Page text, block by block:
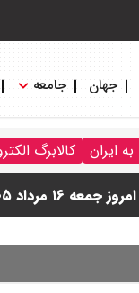
جهان جامعه
ایران کالابرگ
اعلام شد + جدول
اعلام شد/ کاهش قیمت سکه
شد + جدول